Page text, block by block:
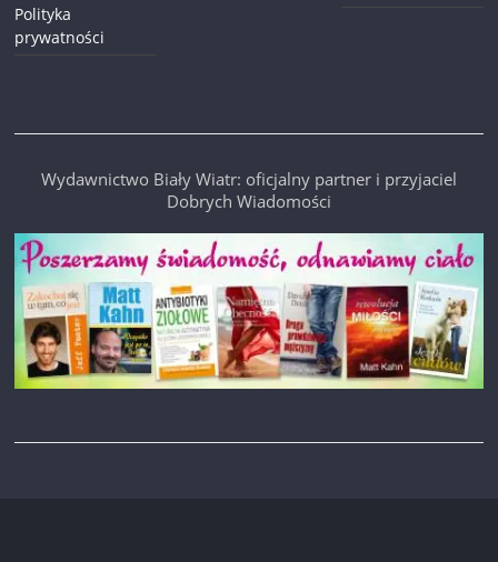
Polityka
prywatności
Wydawnictwo Biały Wiatr: oficjalny partner i przyjaciel
Dobrych Wiadomości